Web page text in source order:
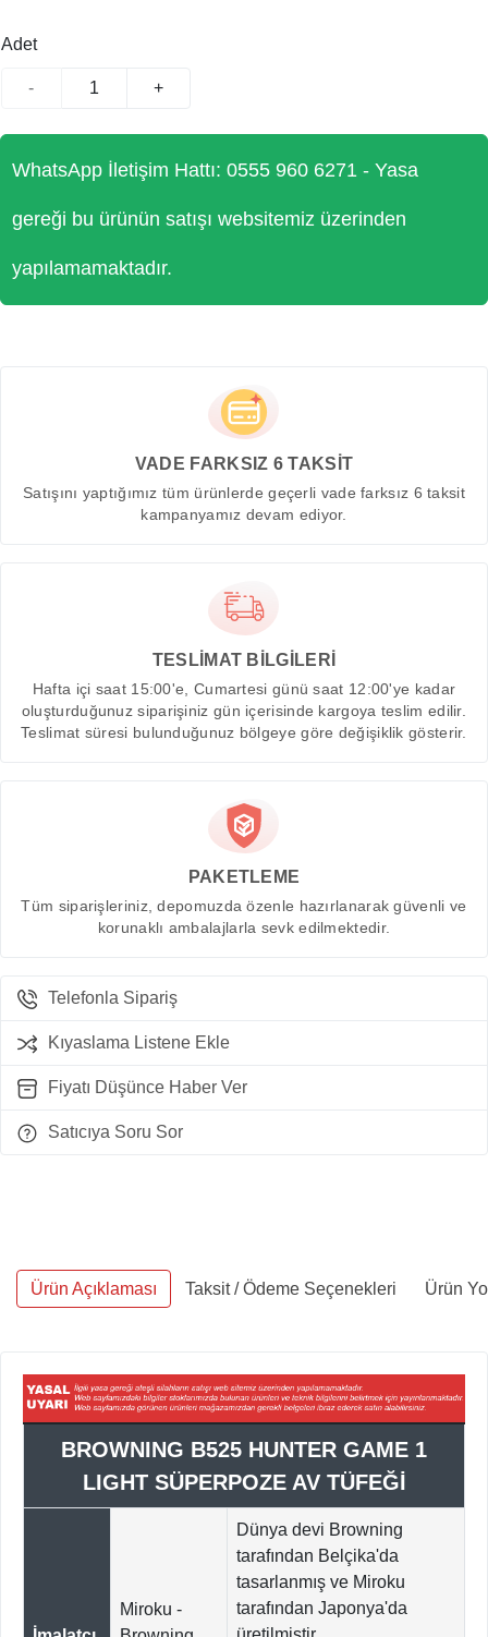
Adet
- +
WhatsApp İletişim Hattı: 0555 960 6271 - Yasa
gereği bu ürünün satışı websitemiz üzerinden
yapılamamaktadır.
VADE FARKSIZ 6 TAKSİT
Satışını yaptığımız tüm ürünlerde geçerli vade farksız 6 taksit
kampanyamız devam ediyor.
TESLİMAT BİLGİLERİ
Hafta içi saat 15:00'e, Cumartesi günü saat 12:00'ye kadar
oluşturduğunuz siparişiniz gün içerisinde kargoya teslim edilir.
Teslimat süresi bulunduğunuz bölgeye göre değişiklik gösterir.
PAKETLEME
Tüm siparişleriniz, depomuzda özenle hazırlanarak güvenli ve
korunaklı ambalajlarla sevk edilmektedir.
Telefonla Sipariş
Kıyaslama Listene Ekle
Fiyatı Düşünce Haber Ver
Satıcıya Soru Sor
Ürün Açıklaması Taksit / Ödeme Seçenekleri Ürün
BROWNING B525 HUNTER GAME 1
LIGHT SÜPERPOZE AV TÜFEĞİ
Miroku -
Dünya devi Browning
tarafından Belçika'da
tasarlanmış ve Miroku
tarafından Japonya'da